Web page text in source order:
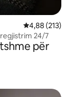
Vlerësimi
4,88 (213)
24/7
për